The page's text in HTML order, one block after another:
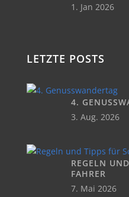
1. Jan 2026
LETZTE POSTS
4.
3. Aug. 2026
REGELN
FAHRER
7. Mai 2026